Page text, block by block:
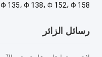
Φ 135، Φ 138، Φ 152، Φ 158 الخ.الطول: 1000mm~8000mm. نحن نقوم بتصنيعها ...
رسائل الزائر